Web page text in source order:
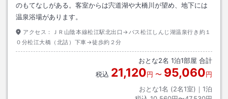
のもてなしがある。客室からは宍道湖や大橋川が望め、地下には
温泉浴場があります。
アクセス：
ＪＲ山陰本線松江駅北出口→バス松江しんじ湖温泉行き約１
０分松江大橋（北詰）下車→徒歩約２分
おとな2名 1泊1部屋 合計
税込 21,120円 〜 95,060円
おとな1名 (2名1室)｜ 1泊